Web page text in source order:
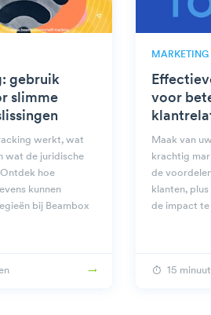
gebruik
slimme
werkt, wat
wat de juridische
hoe
kunnen
bij Beambox
MARKETING
voor
Maak van
krachtig
de
klanten,
de impact te
15